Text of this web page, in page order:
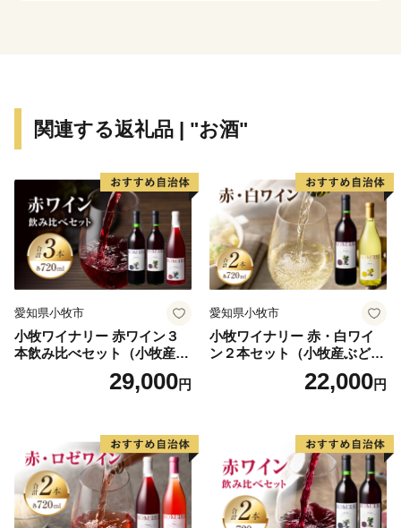
名峰大山の麓に位置する倉吉市は、県内有数の農業どこ
技術と熱意で作られる米や野菜、二十世紀梨、スイカ、
メロン、ワサビなどは質・量とも西日本有数の産地で
す。
また、『肉質日本一』にも輝いた鳥取和牛は、澄んだ空
気と清らかな伏流水などの恵まれた自然環境で育った牛
のバランスが絶妙です。
ん、市内事業者のこだわりの逸品など豊富な返礼品を揃
「くらしよし」のまちづくりへ、皆さまからの応援をお
待ちしております。
関連する返礼品 | "お酒"
愛知県小牧市
小牧ワイナリー 赤ワイン３
本飲み比べセット（小牧産ぶ
どう100％使用）29,000円
愛知県小牧市
小牧ワイナリー 赤・白ワイ
ン２本セット（小牧産ぶどう
22,000円